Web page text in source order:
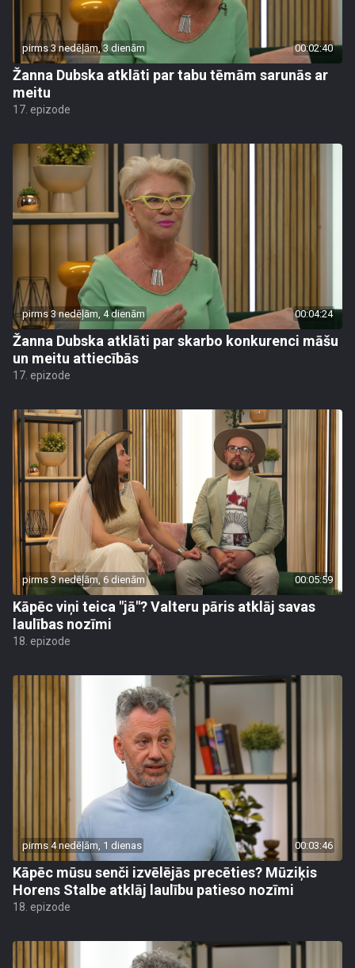
pirms 3 nedēļām, 3 dienām 00:02:40
Žanna Dubska atklāti par tabu tēmām sarunās ar
meitu
17. epizode
pirms 3 nedēļām, 4 dienām 00:04:24
Žanna Dubska atklāti par skarbo konkurenci māšu
un meitu attiecībās
17. epizode
pirms 3 nedēļām, 6 dienām 00:05:59
Kāpēc viņi teica "jā"? Valteru pāris atklāj savas
laulības nozīmi
18. epizode
pirms 4 nedēļām, 1 dienas 00:03:46
Kāpēc mūsu senči izvēlējās precēties? Mūziķis
Horens Stalbe atklāj laulību patieso nozīmi
18. epizode